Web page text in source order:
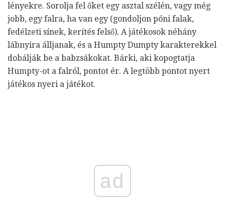
lényekre. Sorolja fel őket egy asztal szélén, vagy még
jobb, egy falra, ha van egy (gondoljon póni falak,
fedélzeti sínek, kerítés felső). A játékosok néhány
lábnyira álljanak, és a Humpty Dumpty karakterekkel
dobálják be a babzsákokat. Bárki, aki kopogtatja
Humpty-ot a falról, pontot ér. A legtöbb pontot nyert
játékos nyeri a játékot.
ad